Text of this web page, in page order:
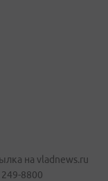
на vladnews.ru
8800